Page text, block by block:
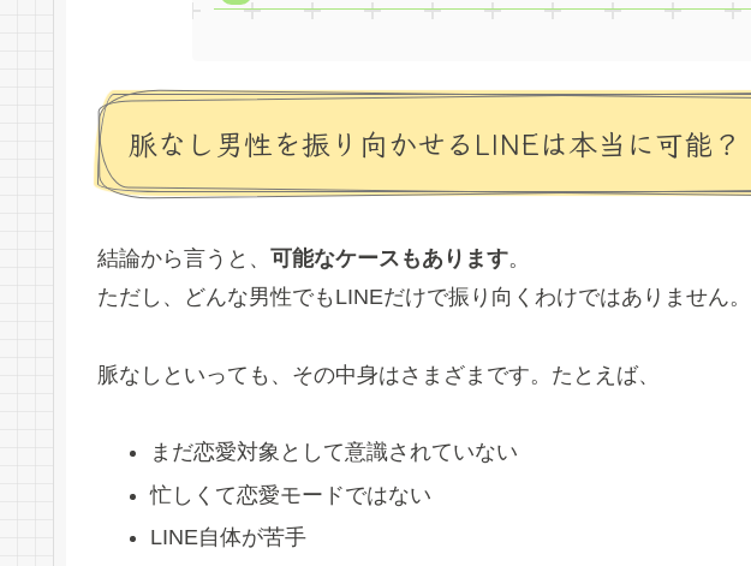
脈なし男性を振り向かせるLINEは本当に可能？
結論から言うと、 可能なケースもあります。
ただし、どんな男性でもLINEだけで振り向くわけではありません。
脈なしといっても、その中身はさまざまです。たとえば、
まだ恋愛対象として意識されていない
忙しくて恋愛モードではない
LINE自体が苦手